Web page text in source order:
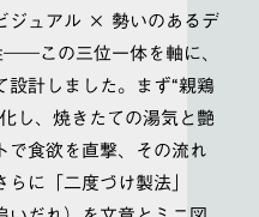
ジュアル × 勢いのあるデ
この三位一体を軸に、
計しました。まず“親鶏
し、焼きたての湯気と艶
食欲を直撃、その流れ
に「二度づけ製法」